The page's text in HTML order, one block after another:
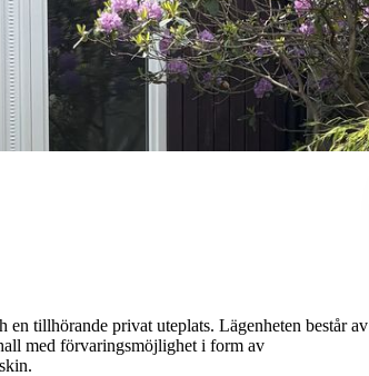
tillhörande privat uteplats. Lägenheten består av
med förvaringsmöjlighet i form av